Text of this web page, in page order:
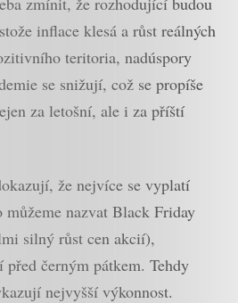
inflace klesá a růst reálných
teritoria, nadúspory
se snižují, což se propíše
za letošní, ale i za příští
že nejvíce se vyplatí
nazvat Black Friday
silný růst cen akcií),
černým pátkem. Tehdy
nejvyšší výkonnost.